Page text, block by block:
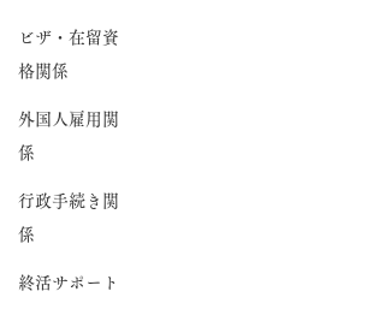
ビザ・在留資
格関係
外国人雇用関
係
行政手続き関
係
終活サポート